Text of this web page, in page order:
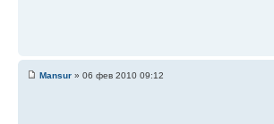
Mansur » 06 фев 2010 09:12